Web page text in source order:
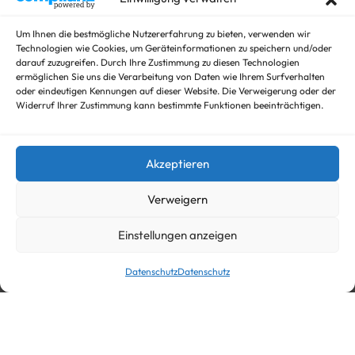
Um Ihnen die bestmögliche Nutzererfahrung zu bieten, verwenden wir
Technologien wie Cookies, um Geräteinformationen zu speichern und/oder
darauf zuzugreifen. Durch Ihre Zustimmung zu diesen Technologien
ermöglichen Sie uns die Verarbeitung von Daten wie Ihrem Surfverhalten
oder eindeutigen Kennungen auf dieser Website. Die Verweigerung oder der
Widerruf Ihrer Zustimmung kann bestimmte Funktionen beeinträchtigen.
Akzeptieren
Verweigern
Einstellungen anzeigen
DatenschutzDatenschutz
Hochlader
Kippanhänger Angebote
Kipper
Koffer
Nicht kategorisieren